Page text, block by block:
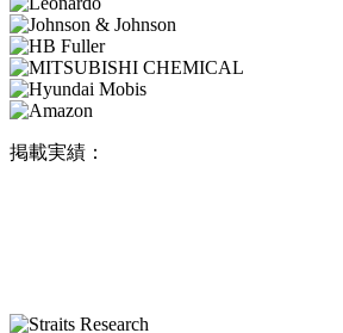
掲載実績：